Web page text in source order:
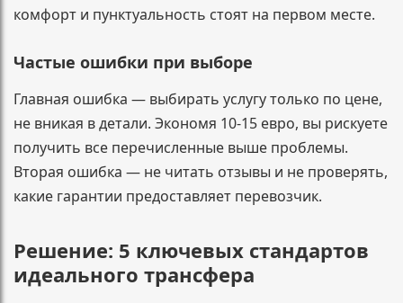
комфорт и пунктуальность стоят на первом месте.
Частые ошибки при выборе
Главная ошибка — выбирать услугу только по цене,
не вникая в детали. Экономя 10-15 евро, вы рискуете
получить все перечисленные выше проблемы.
Вторая ошибка — не читать отзывы и не проверять,
какие гарантии предоставляет перевозчик.
Решение: 5 ключевых стандартов
идеального трансфера